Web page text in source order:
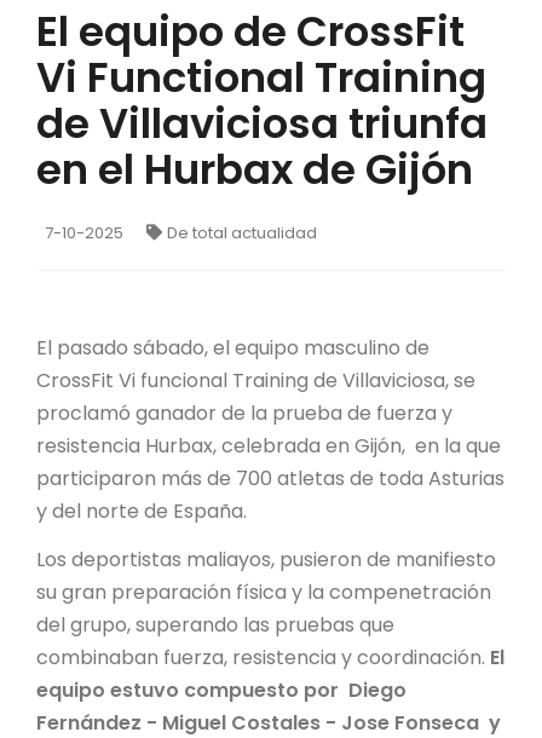
El equipo de CrossFit
Vi Functional Training
de Villaviciosa triunfa
en el Hurbax de Gijón
7-10-2025 De total actualidad
El pasado sábado, el equipo masculino de
CrossFit Vi funcional Training de Villaviciosa, se
proclamó ganador de la prueba de fuerza y
resistencia Hurbax, celebrada en Gijón, en la que
participaron más de 700 atletas de toda Asturias
y del norte de España.
Los deportistas maliayos, pusieron de manifiesto
su gran preparación física y la compenetración
del grupo, superando las pruebas que
combinaban fuerza, resistencia y coordinación. El
equipo estuvo compuesto por Diego
Fernández - Miguel Costales - Jose Fonseca y